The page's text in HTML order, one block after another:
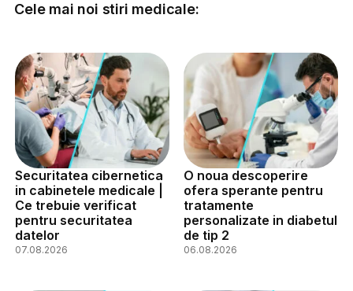
Cele mai noi stiri medicale:
Securitatea cibernetica
in cabinetele medicale |
Ce trebuie verificat
pentru securitatea
datelor
07.08.2026
O noua descoperire
ofera sperante pentru
tratamente
personalizate in diabetul
de tip 2
06.08.2026